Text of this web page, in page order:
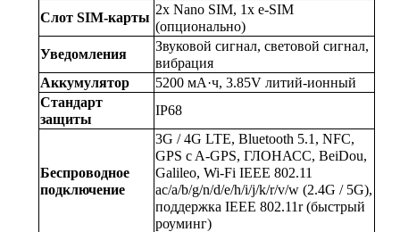
Слот SIM-карты
2x Nano SIM, 1x e-SIM
(опционально)
Уведомления
Звуковой сигнал, световой сигнал,
вибрация
Аккумулятор
5200 мА·ч, 3.85V литий-ионный
Стандарт
защиты
IP68
Беспроводное
подключение
3G / 4G LTE, Bluetooth 5.1, NFC,
GPS c A-GPS, ГЛОНАСС, BeiDou,
Galileo, Wi-Fi IEEE 802.11
ac/a/b/g/n/d/e/h/i/j/k/r/v/w (2.4G / 5G),
поддержка IEEE 802.11r (быстрый
роуминг)